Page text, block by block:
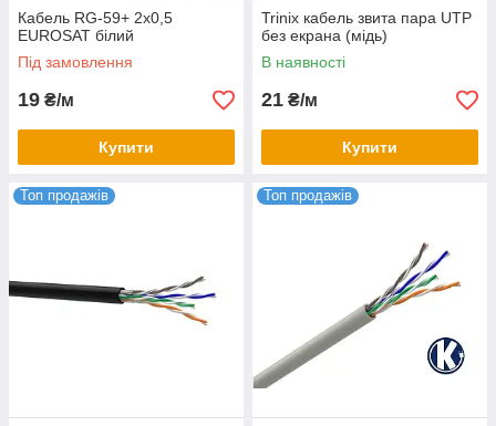
Кабель RG-59+ 2х0,5
EUROSAT білий
Під замовлення
19 ₴/м
Купити
Trinix кабель звита пара UTP
без екрана (мідь)
В наявності
21 ₴/м
Купити
Топ продажів Топ продажів